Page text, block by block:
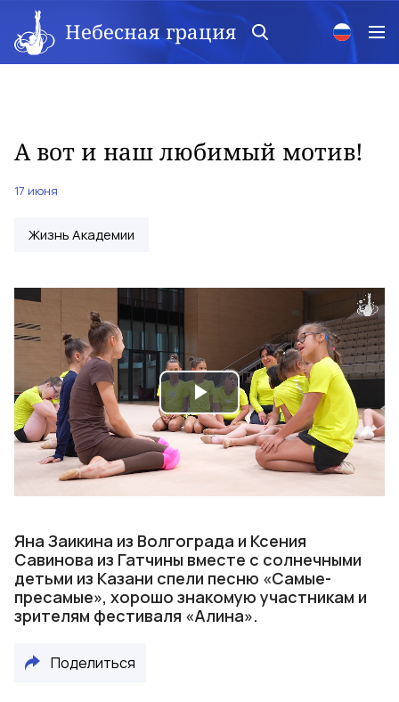
Небесная грация
А вот и наш любимый мотив!
17 июня
Жизнь Академии
Play
Video
Яна Заикина из Волгограда и Ксения
Савинова из Гатчины вместе с солнечными
детьми из Казани спели песню «Самые-
пресамые», хорошо знакомую участникам и
зрителям фестиваля «Алина».
Поделиться